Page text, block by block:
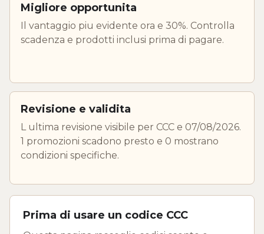
Migliore opportunita
Il vantaggio piu evidente ora e 30%. Controlla
scadenza e prodotti inclusi prima di pagare.
Revisione e validita
L ultima revisione visibile per CCC e 07/08/2026.
1 promozioni scadono presto e 0 mostrano
condizioni specifiche.
Prima di usare un codice CCC